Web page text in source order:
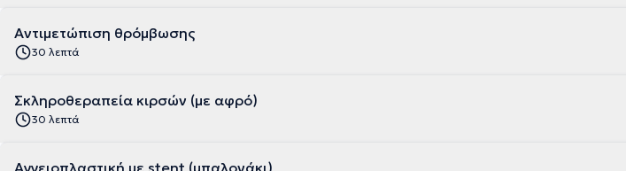
Αντιμετώπιση θρόμβωσης
30 λεπτά
Σκληροθεραπεία κιρσών (με αφρό)
30 λεπτά
Αγγειοπλαστική με stent (μπαλονάκι)